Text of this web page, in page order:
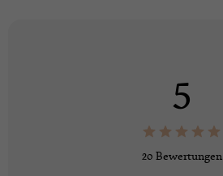
5
20 Bewertungen